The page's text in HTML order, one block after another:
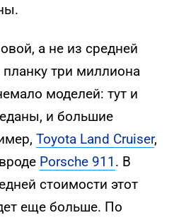
а не из средней
три миллиона
моделей: тут и
и большие
Toyota Land Cruiser,
Porsche 911 . В
стоимости этот
еще больше. По